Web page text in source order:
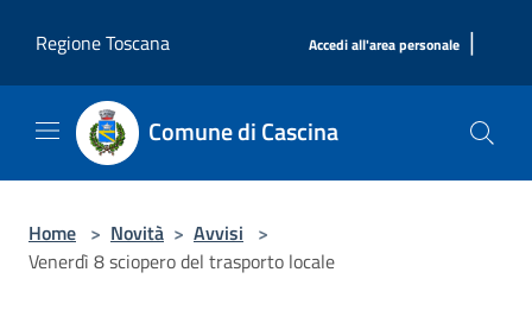
Regione Toscana
Accedi all'area personale |
Comune di Cascina
Home > Novità > Avvisi >
Venerdì 8 sciopero del trasporto locale